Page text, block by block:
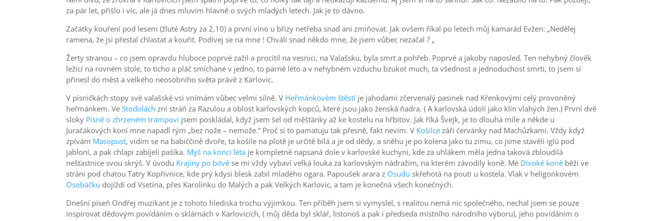
za pár let, přišlo i víc, ale já dnes mluvím hlavně o svých mladých letech. Jak je to dávno.
Začátky kouření pod lesem (žluté Astry za 2,10) a první víno u břízy netřeba snad ani zmiňovat. Jak ovšem říkal po letech můj kamarád Evžen: „Nedělej
ramena, že jsi přestal chlastat a kouřit. Podívej se na mne ! Chválí snad někdo mne, že jsem vůbec nezačal ? „
Žerty stranou – co jsem opravdu hluboce poprvé zažil a procítil na vesnici, na Valašsku, byla smrt a pohřeb. Poprvé a jakoby naposled. Ten nehybný člověk
ležící na rovném stole, to ticho a pláč smíchané v jedno, to parné léto a v nehybném vzduchu bzukot much, ta všednost a jednoduchost smrti, to jsem si
přinesl do měst a velkého neosobního světa právě z Karlovic.
V písničkách stopy své valašské vsi vnímám vůbec velmi silně. V Heřmánkovém štěstí je jahodami zčervenalý pasinek nad Křenkovými celý provoněný
heřmánkem. VeStodolách zní stráň za Razulou a oblost karlovských kopců, které jsou jako ženská ňadra. ( A karlovská údolí jako klín vlahých žen.) První dvě
sloky Písně o zhrzeném trampovi jsem poskládal, když jsem šel od měšťánky až ke kostelu na hřbitov. Jak říká Švejk, je to dlouhá míle a někde u
Juračákových koní mne napadl rým „bez nože – nemože.“ Proč si to pamatuju tak přesně, fakt nevím. V Košilce září červánky nad Machůzkami. Vždy když
zpívám Masopust, vidím se na babiččině dvoře, ta košile na plotě je určitě bílá a je od dědy, a sněhu je po kolena jako tu zimu, co jsme stavěli iglú pod
jabloní, a pak chlapi zabíjeli pašíka. Myš na konci léta je kompletně napsaná dole v karlovské kuchyni, kde za uhlákem měla jedna taková zbloudilá
nešťastnice svou skrýš. V úvodu Krajiny po bitvě se mi vždy vybaví velká louka za karlovským nádražím, na kterém závodily koně. Mé Divoké koně běží ve
stráni pod chatou Tatry Kopřivnice, kde prý kdysi blesk zabil mladého ogara. Papoušek arara z Osudu skřehotá na pouti u kostela. Vlak v heligonkovém
Osobáčku dojíždí od Vsetína, přes Karolínku do Malých a pak Velkých Karlovic, a tam je konečná všech konečných.
Dnešní píseň Ondřej muzikant je z tohoto hlediska trochu výjimkou. Ten příběh jsem si vymyslel, s realitou nemá nic společného, nechal jsem se pouze
inspirovat dědovým povídáním o sklárnách v Karlovicích, ( můj děda byl sklář, listonoš a pak i předseda místního národního výboru), jeho povídáním o